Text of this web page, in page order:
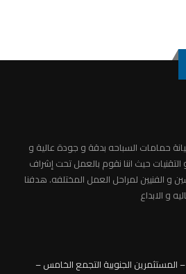
حمامات السباحه بدقة و جودة عالية و
حيث اننا نقوم بالعمل تحت إشراف
الفنيين لمراحل العمل المختلفه. هدفنا
و الابداع
– المستثمرين الجنوبية التجمع الخامس –